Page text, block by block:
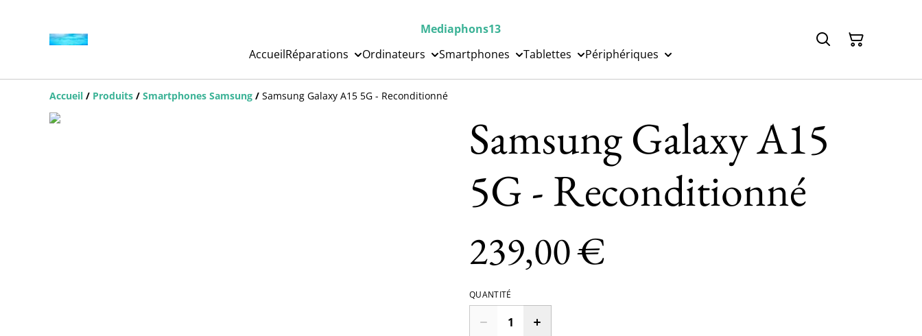
Mediaphons13
AccueilRéparations Ordinateurs Smartphones Tablettes Périphériques
Accueil / Produits / Smartphones Samsung / Samsung Galaxy A15 5G - Reconditionné
Samsung Galaxy A15
5G - Reconditionné
239,00 €
QUANTITÉ